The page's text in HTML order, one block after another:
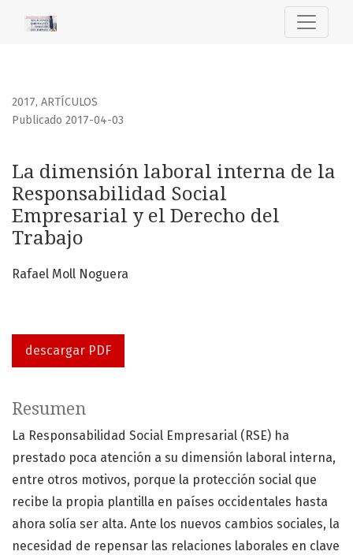
La dimensión laboral interna de la Responsabilidad
2017, ARTÍCULOS
La dimensión laboral interna de la
Responsabilidad Social
Empresarial y el Derecho del
Trabajo
Publicado 2017-04-03
Rafael Moll Noguera
descargar PDF
Resumen
La Responsabilidad Social Empresarial (RSE) ha
prestado poca atención a su dimensión laboral interna,
entre otros motivos, porque la protección social que
recibe la propia plantilla en países occidentales hasta
ahora solía ser alta. Ante los nuevos cambios sociales, la
necesidad de repensar las relaciones laborales en clave